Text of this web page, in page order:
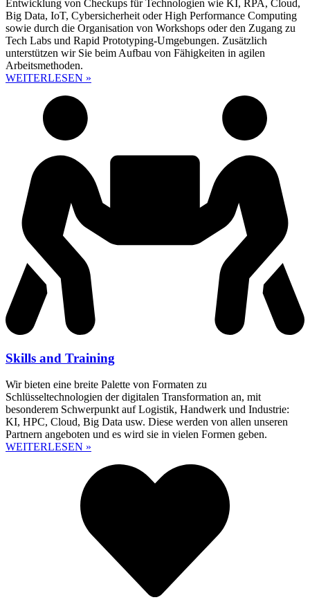
Entwicklung von Checkups für Technologien wie KI, RPA, Cloud,
Big Data, IoT, Cybersicherheit oder High Performance Computing
sowie durch die Organisation von Workshops oder den Zugang zu
Tech Labs und Rapid Prototyping-Umgebungen. Zusätzlich
unterstützen wir Sie beim Aufbau von Fähigkeiten in agilen
Arbeitsmethoden.
WEITERLESEN »
Skills and Training
Wir bieten eine breite Palette von Formaten zu
Schlüsseltechnologien der digitalen Transformation an, mit
besonderem Schwerpunkt auf Logistik, Handwerk und Industrie:
KI, HPC, Cloud, Big Data usw. Diese werden von allen unseren
Partnern angeboten und es wird sie in vielen Formen geben.
WEITERLESEN »